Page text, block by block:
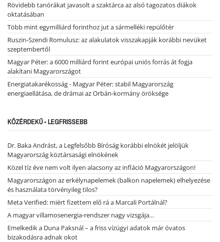
Rövidebb tanórákat javasolt a szaktárca az alsó tagozatos diákok
oktatásában
Több mint egymilliárd forinthoz jut a sármelléki repülőtér
Ruszin-Szendi Romulusz: az alakulatok visszakapják korábbi nevüket
szeptembertől
Magyar Péter: a 6000 milliárd forint európai uniós forrás át fogja
alakítani Magyarországot
Energiatakarékosság - Magyar Péter: stabil Magyarország
energiaellátása, de drámai az Orbán-kormány öröksége
KÖZÉRDEKŰ - LEGFRISSEBB
Dr. Baka Andrást, a Legfelsőbb Bíróság korábbi elnökét jelöljük
Magyarország köztársasági elnökének
Közel tíz éve nem volt ilyen alacsony az infláció Magyarországon!
Magyarországon az erkélynapelemek (balkon napelemek) elhelyezése
és használata törvényileg tilos?
Meta Verified: miért fizettem elő rá a Marcali Portálnál?
A magyar villamosenergia-rendszer nagy vizsgája…
Emelkedik a Duna Paksnál – a friss vízügyi adatok már óvatos
bizakodásra adnak okot